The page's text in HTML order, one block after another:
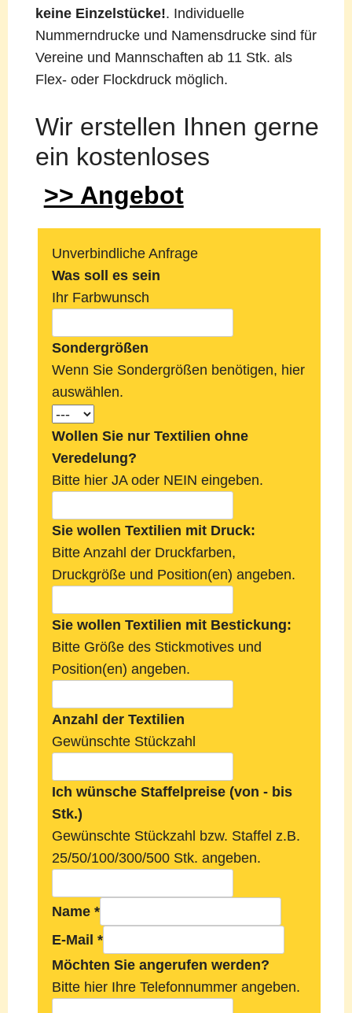
keine Einzelstücke!. Individuelle
Nummerndrucke und Namensdrucke sind für
Vereine und Mannschaften ab 11 Stk. als
Flex- oder Flockdruck möglich.
Wir erstellen Ihnen gerne
ein kostenloses
>> Angebot
Unverbindliche Anfrage
Was soll es sein
Ihr Farbwunsch
Sondergrößen
Wenn Sie Sondergrößen benötigen, hier
auswählen.
Wollen Sie nur Textilien ohne
Veredelung?
Bitte hier JA oder NEIN eingeben.
Sie wollen Textilien mit Druck:
Bitte Anzahl der Druckfarben,
Druckgröße und Position(en) angeben.
Sie wollen Textilien mit Bestickung:
Bitte Größe des Stickmotives und
Position(en) angeben.
Anzahl der Textilien
Gewünschte Stückzahl
Ich wünsche Staffelpreise (von - bis
Stk.)
Gewünschte Stückzahl bzw. Staffel z.B.
25/50/100/300/500 Stk. angeben.
Name *
E-Mail *
Möchten Sie angerufen werden?
Bitte hier Ihre Telefonnummer angeben.